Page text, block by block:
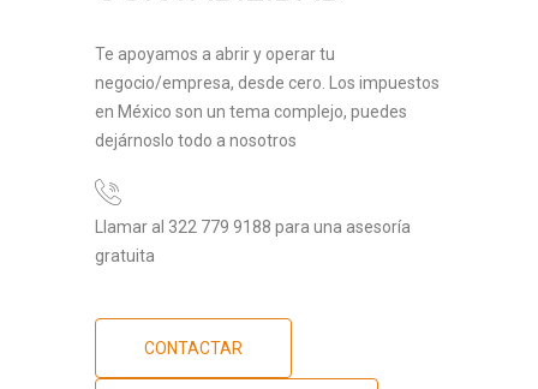
Te apoyamos a abrir y operar tu
negocio/empresa, desde cero. Los impuestos
en México son un tema complejo, puedes
dejárnoslo todo a nosotros
Llamar al 322 779 9188 para una asesoría
gratuita
CONTACTAR